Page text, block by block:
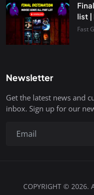
list |
Fast
Newsletter
Get the latest news and
inbox. Sign up for our
COPYRIGHT © 2026.